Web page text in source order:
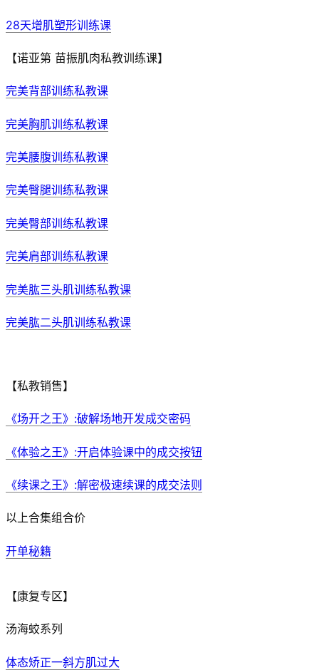
28天增肌塑形训练课
【诺亚第 苗振肌肉私教训练课】
完美背部训练私教课
完美胸肌训练私教课
完美腰腹训练私教课
完美臀腿训练私教课
完美臀部训练私教课
完美肩部训练私教课
完美肱三头肌训练私教课
完美肱二头肌训练私教课
【私教销售】
《场开之王》:破解场地开发成交密码
《体验之王》:开启体验课中的成交按钮
《续课之王》:解密极速续课的成交法则
以上合集组合价
开单秘籍
【康复专区】
汤海蛟系列
体态矫正一斜方肌过大